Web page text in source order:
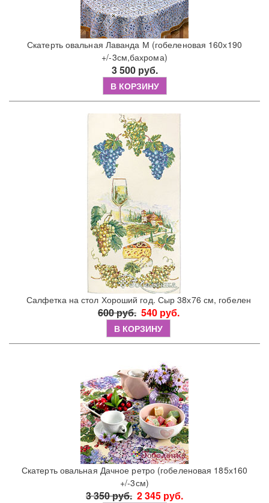
Скатерть овальная Лаванда М (гобеленовая 160х190
+/-3см,бахрома)
3 500 руб.
В КОРЗИНУ
Салфетка на стол Хороший год. Сыр 38х76 см, гобелен
600 руб. 540 руб.
В КОРЗИНУ
Скатерть овальная Дачное ретро (гобеленовая 185х160
+/-3см)
3 350 руб. 2 345 руб.